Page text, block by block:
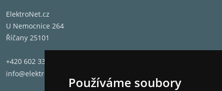
Používáme soubory
ElektroNet.cz
U Nemocnice 264
Říčany 25101
+420 602 331 662
info@elektronet.cz